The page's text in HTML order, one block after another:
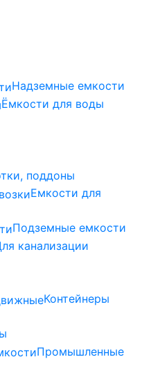
Надземные емкости
Ёмкости для воды
поддоны
Емкости для
Подземные емкости
канализации
Контейнеры
Промышленные